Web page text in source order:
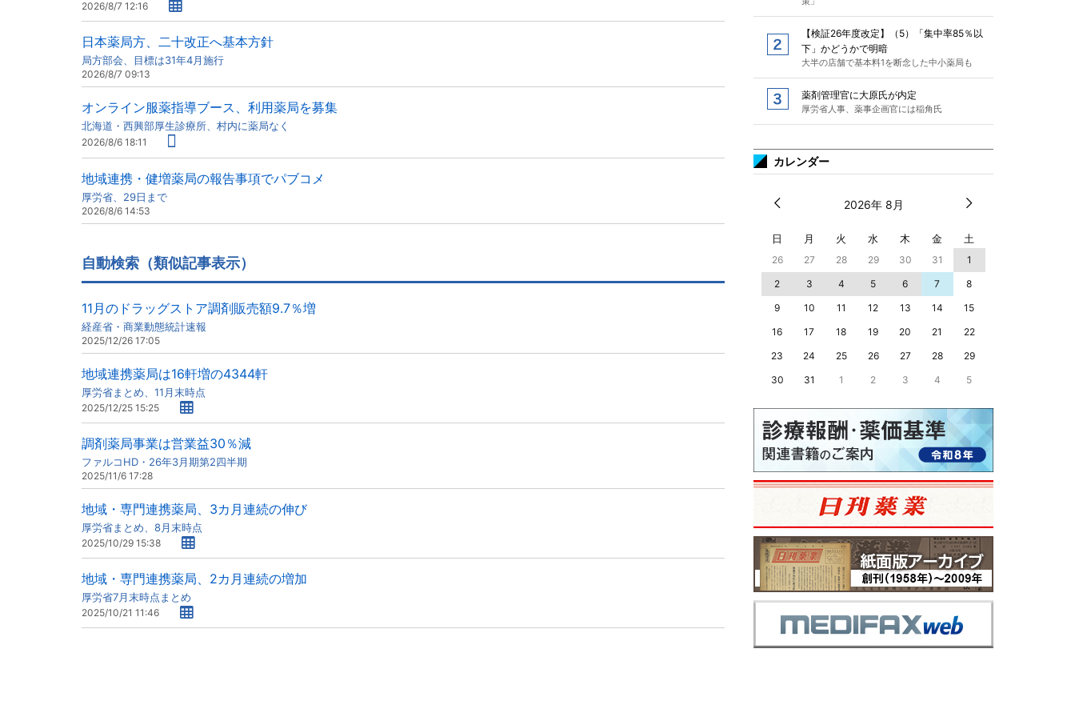
2026/8/7 12:16
日本薬局方、二十改正へ基本方針
局方部会、目標は31年4月施行
2026/8/7 09:13
オンライン服薬指導ブース、利用薬局を募集
北海道・西興部厚生診療所、村内に薬局なく
2026/8/6 18:11
地域連携・健増薬局の報告事項でパブコメ
厚労省、29日まで
2026/8/6 14:53
自動検索（類似記事表示）
11月のドラッグストア調剤販売額9.7％増
経産省・商業動態統計速報
2025/12/26 17:05
地域連携薬局は16軒増の4344軒
厚労省まとめ、11月末時点
2025/12/25 15:25
調剤薬局事業は営業益30％減
ファルコHD・26年3月期第2四半期
2025/11/6 17:28
地域・専門連携薬局、3カ月連続の伸び
厚労省まとめ、8月末時点
2025/10/29 15:38
地域・専門連携薬局、2カ月連続の増加
厚労省7月末時点まとめ
2025/10/21 11:46
【検証26年度改定】（5）「集中率85％以
下」かどうかで明暗
大半の店舗で基本料1を断念した中小薬局も
薬剤管理官に大原氏が内定
厚労省人事、薬事企画官には稲角氏
カレンダー
2026年 8月
日 月 火 水 木 金 土
26 27 28 29 30 31
1
2
3 4 5 6 7
8
9
10 11 12 13 14
15
16
17 18 19 20 21
22
23
24 25 26 27 28
29
30
31 1 2 3 4 5